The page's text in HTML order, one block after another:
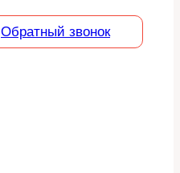
Обратный звонок